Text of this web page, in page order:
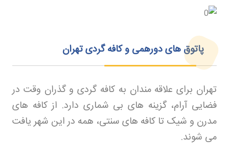
پاتوق های دورهمی و کافه گردی تهران
تهران برای علاقه مندان به کافه گردی و گذران وقت در
فضایی آرام، گزینه های بی شماری دارد. از کافه های
مدرن و شیک تا کافه های سنتی، همه در این شهر یافت
می شوند.